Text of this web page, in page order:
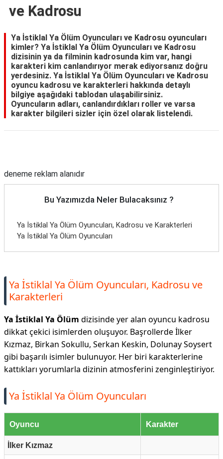
ve Kadrosu
Ya İstiklal Ya Ölüm Oyuncuları ve Kadrosu oyuncuları
kimler? Ya İstiklal Ya Ölüm Oyuncuları ve Kadrosu
dizisinin ya da filminin kadrosunda kim var, hangi
karakteri kim canlandırıyor merak ediyorsanız doğru
yerdesiniz. Ya İstiklal Ya Ölüm Oyuncuları ve Kadrosu
oyuncu kadrosu ve karakterleri hakkında detaylı
bilgiye aşağıdaki tablodan ulaşabilirsiniz.
Oyuncuların adları, canlandırdıkları roller ve varsa
karakter bilgileri sizler için özel olarak listelendi.
deneme reklam alanıdır
Bu Yazımızda Neler Bulacaksınız ?
Ya İstiklal Ya Ölüm Oyuncuları, Kadrosu ve Karakterleri
Ya İstiklal Ya Ölüm Oyuncuları
Ya İstiklal Ya Ölüm Oyuncuları, Kadrosu ve
Karakterleri
Ya İstiklal Ya Ölüm dizisinde yer alan oyuncu kadrosu
dikkat çekici isimlerden oluşuyor. Başrollerde İlker
Kızmaz, Birkan Sokullu, Serkan Keskin, Dolunay Soysert
gibi başarılı isimler bulunuyor. Her biri karakterlerine
kattıkları yorumlarla dizinin atmosferini zenginleştiriyor.
Ya İstiklal Ya Ölüm Oyuncuları
Oyuncu Karakter
İlker Kızmaz